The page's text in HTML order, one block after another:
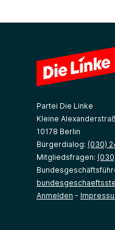
Partei Die Linke
Kleine
10178 Berlin
Bürgerdialog: (030)
Mitgliedsfragen:
Anmelden -